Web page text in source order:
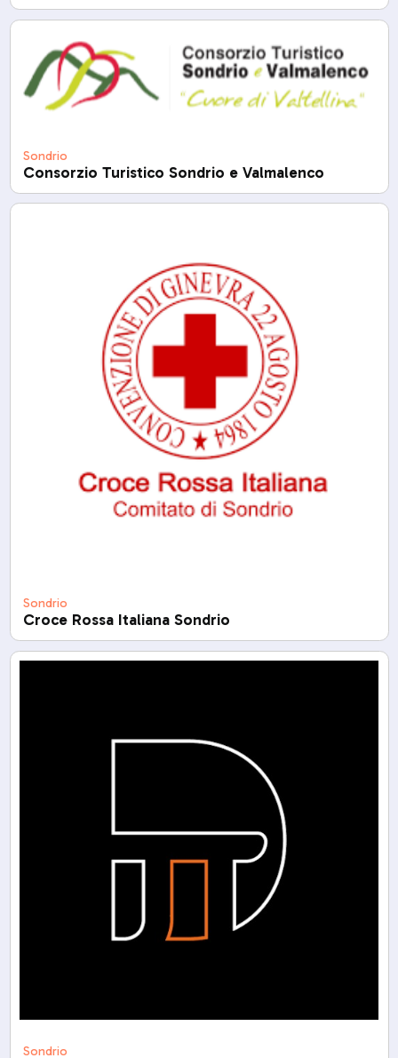
Sondrio
Consorzio Turistico Sondrio e Valmalenco
Sondrio
Croce Rossa Italiana Sondrio
Sondrio